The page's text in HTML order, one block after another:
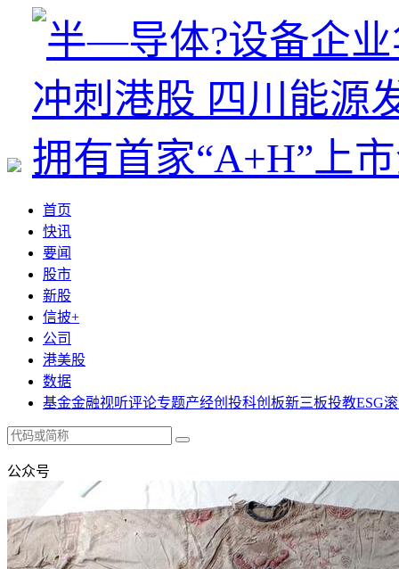
首页
快讯
要闻
股市
新股
信披+
公司
港美股
数据
基金金融视听评论专题产经创投科创板新三板投教ESG
公众号